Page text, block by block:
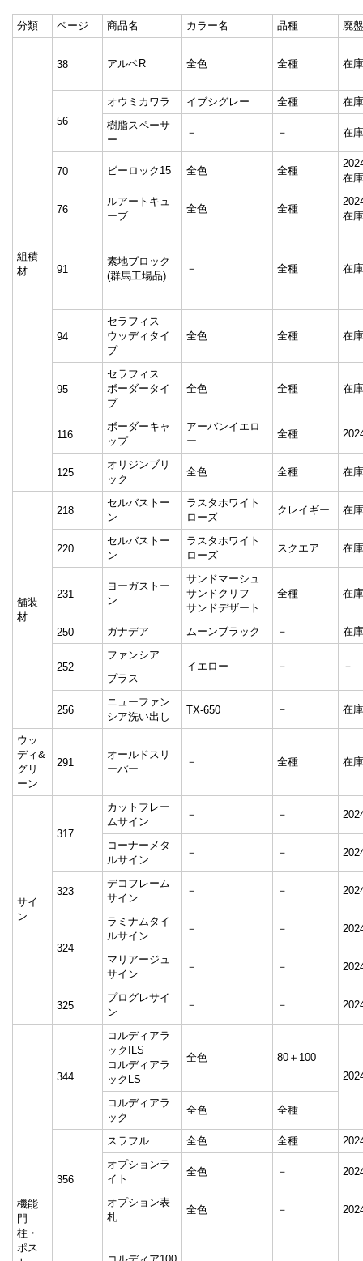
分類 ページ 商品名 カラー名 品種 廃
組積
材
38 アルペR 全色 全種 在
56
オウミカワラ イブシグレー 全種
在
樹脂スペーサ
ー
－ － 在
70 ビーロック15 全色 全種
在
76
ルアートキュ
ーブ
全色 全種
在
91
素地ブロック
(群馬工場品)
－ 全種 在
94
セラフィス
ウッディタイ
プ
全色 全種 在
95
セラフィス
ボーダータイ
プ
全色 全種 在
116
ボーダーキャ
ップ
アーバンイエロ
ー
全種
125
オリジンブリ
ック
全色 全種 在
舗装
材
218
セルバストー
ン
ラスタホワイト
ローズ
クレイギー 在
220
セルバストー
ン
ラスタホワイト
ローズ
スクエア 在
231
ヨーガストー
ン
サンドマーシュ
サンドクリフ
サンドデザート
全種 在
250 ガナデア ムーンブラック － 在
252
ファンシア
イエロー
－
－
プラス
256
ニューファン
シア洗い出し
TX-650 － 在
ウッ
ディ&
グリ
ーン
291
オールドスリ
ーパー
－ 全種 在
サイ
ン
317
カットフレー
ムサイン
－ －
コーナーメタ
ルサイン
－ －
323
デコフレーム
サイン
－ －
324
ラミナムタイ
ルサイン
－ －
マリアージュ
サイン
－ －
325
プログレサイ
ン
－ －
機能
門
柱・
ポス
344
コルディアラ
ックILS
コルディアラ
ックLS
全色
80＋100
コルディアラ
ック
全色 全種
356
スラフル 全色 全種
オプションラ
イト
全色 －
オプション表
札
全色 －